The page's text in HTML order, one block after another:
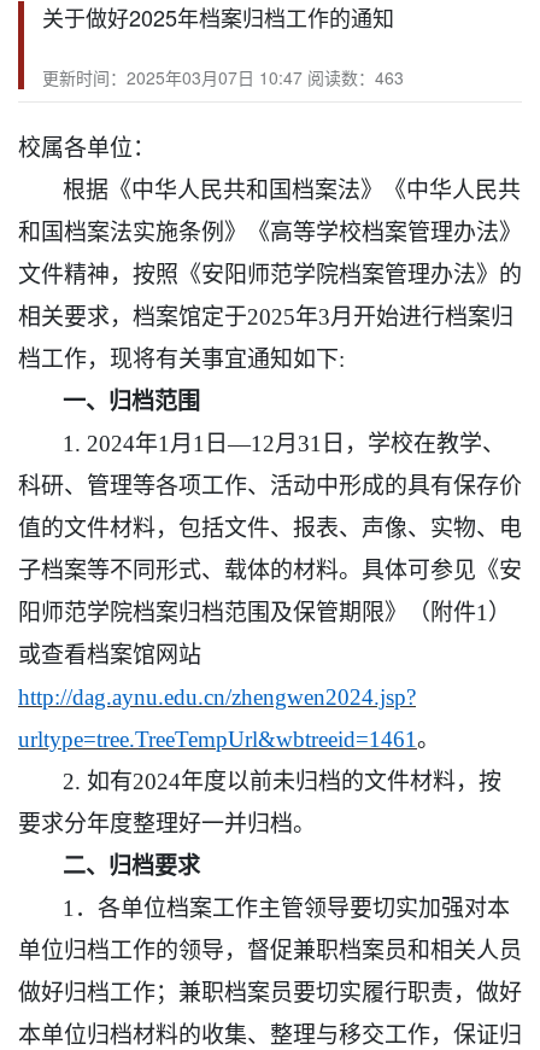
关于做好2025年档案归档工作的通知
更新时间：2025年03月07日 10:47 阅读数： 463
校属各单位：
根据《中华人民共和国档案法》《中华人民共
和国档案法实施条例 》
《高等学校档案管理办法》
文件精神，按照《安阳师范学院档案管理办法》的
相关要求， 档案馆定于2025年3月开始进行档案归
档工作，现将有关事宜通知如下:
一、归档范围
1. 2024年1月1日—12月31日，学校在教学、
科研、管理等各项工作、活动中形成的具有保存价
值的文件材料，包括文件、报表、声像、实物、电
子档案等不同形式、载体的材料。具体可参见《安
阳师范学院档案归档范围及保管期限》（附件1）
或查看档案馆网站
http://dag.aynu.edu.cn/zhengwen2024.jsp?
urltype=tree.TreeTempUrl&wbtreeid=1461。
2. 如有2024年度以前未归档的文件材料，按
要求分年度整理好一并归档。
二、归档要求
1．各单位档案工作主管领导要切实加强对本
单位归档工作的领导，督促兼职档案员和相关人员
做好归档工作；兼职档案员要切实履行职责，做好
本单位归档材料的收集、整理与移交工作，保证归